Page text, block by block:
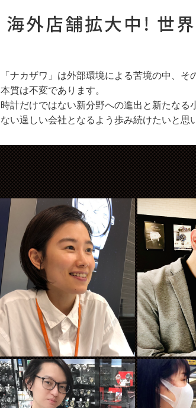
「ナカザワ」は外部環境による苦境の中、
本質は不変であります。
時計だけではない新分野への進出と新たな
ない逞しい会社となるよう歩み続けたいと思